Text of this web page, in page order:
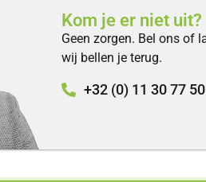
Kom je er niet uit?
Geen zorgen. Bel ons of
wij bellen je terug.
+32 (0) 11 30 77 50